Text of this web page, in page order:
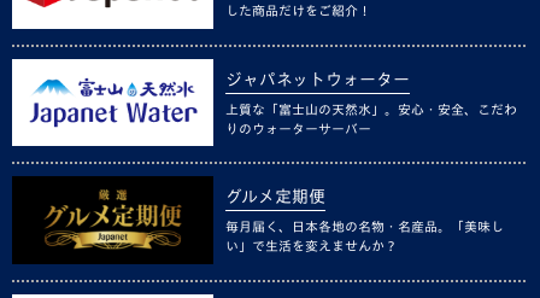
した商品だけをご紹介！
ジャパネットウォーター
上質な「富士山の天然水」。安心・安全、こだわ
りのウォーターサーバー
グルメ定期便
毎月届く、日本各地の名物・名産品。「美味し
い」で生活を変えませんか？